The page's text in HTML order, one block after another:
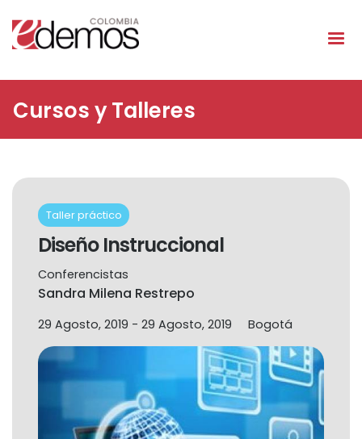
Cursos y Talleres
Taller práctico
Diseño Instruccional
Conferencistas
Sandra Milena Restrepo
29 Agosto, 2019 - 29 Agosto, 2019 Bogotá